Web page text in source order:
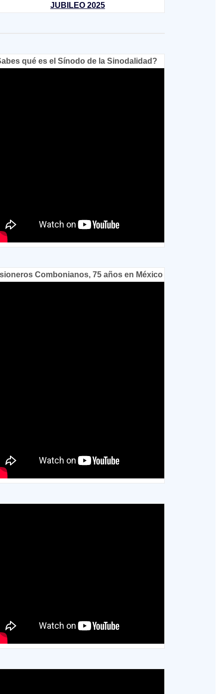
JUBILEO 2025
qué es el Sínodo de la Sinodalidad?
Combonianos, 75 años en México